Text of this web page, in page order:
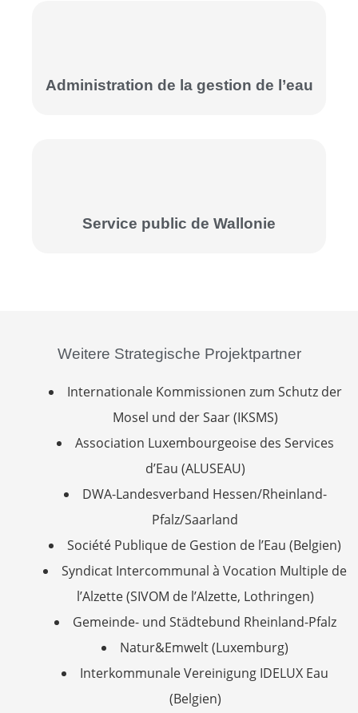
Administration de la gestion de l’eau
Service public de Wallonie
Weitere Strategische Projektpartner​
Internationale Kommissionen zum Schutz der
Mosel und der Saar (IKSMS)
Association Luxembourgeoise des Services
d’Eau (ALUSEAU)
DWA-Landesverband Hessen/Rheinland-
Pfalz/Saarland
Société Publique de Gestion de l’Eau (Belgien)
Syndicat Intercommunal à Vocation Multiple de
l’Alzette (SIVOM de l’Alzette, Lothringen)
Gemeinde- und Städtebund Rheinland-Pfalz
Natur&Emwelt (Luxemburg)
Interkommunale Vereinigung IDELUX Eau
(Belgien)